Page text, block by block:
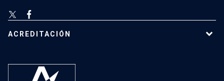
ACREDITACIÓN